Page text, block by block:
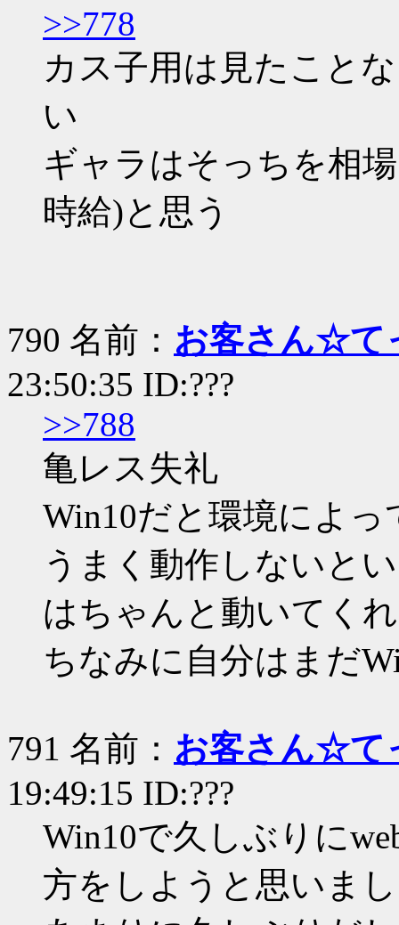
>>778
カス子用は見たこと
い
ギャラはそっちを相
時給)と思う
790 名前： お客さん☆て
23:50:35 ID:???
>>788
亀レス失礼
Win10だと環境によっ
うまく動作しないと
はちゃんと動いてく
ちなみに自分はまだ
791 名前： お客さん☆て
19:49:15 ID:???
Win10で久しぶりに
方をしようと思いま